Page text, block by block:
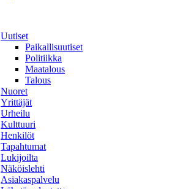
Uutiset
Paikallisuutiset
Politiikka
Maatalous
Talous
Nuoret
Yrittäjät
Urheilu
Kulttuuri
Henkilöt
Tapahtumat
Lukijoilta
Näköislehti
Asiakaspalvelu